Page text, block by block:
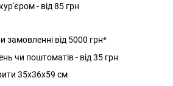
- від 85 грн
замовленні від 5000 грн*
чи поштоматів - від 35 грн
35x36x59 см